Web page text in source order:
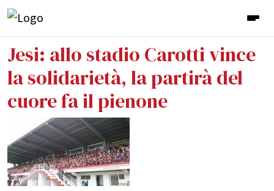
Jesi: allo stadio Carotti vince
la solidarietà, la partirà del
cuore fa il pienone